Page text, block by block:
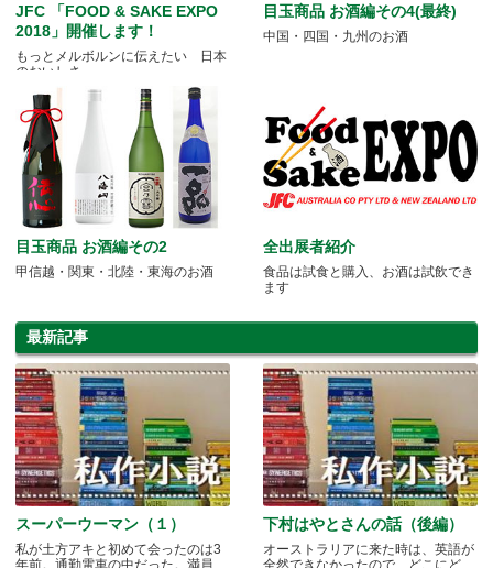
JFC 「FOOD & SAKE EXPO
2018」開催します！
もっとメルボルンに伝えたい 日本
のおいしさ
目玉商品 お酒編その4(最終)
中国・四国・九州のお酒
目玉商品 お酒編その2
甲信越・関東・北陸・東海のお酒
全出展者紹介
食品は試食と購入、お酒は試飲でき
ます
最新記事
スーパーウーマン（１）
私が土方アキと初めて会ったのは3
年前。通勤電車の中だった。満員
下村はやとさんの話（後編）
オーストラリアに来た時は、英語が
全然できなかったので、どこにど